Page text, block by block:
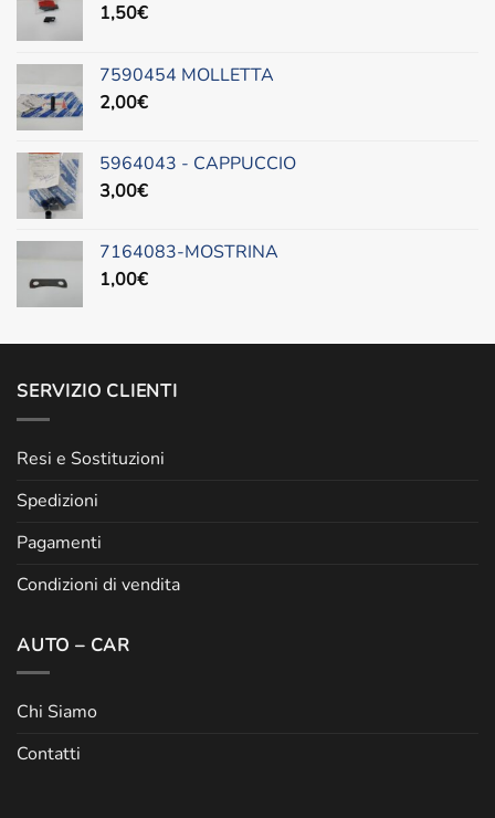
1,50€
7590454 MOLLETTA
2,00€
5964043 - CAPPUCCIO
3,00€
7164083-MOSTRINA
1,00€
SERVIZIO CLIENTI
Resi e Sostituzioni
Spedizioni
Pagamenti
Condizioni di vendita
AUTO – CAR
Chi Siamo
Contatti